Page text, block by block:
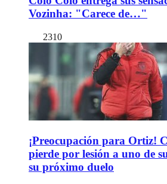
Vozinha: "Carece de…"
2310
¡Preocupación para Ortiz!
pierde por lesión a uno de
su próximo duelo